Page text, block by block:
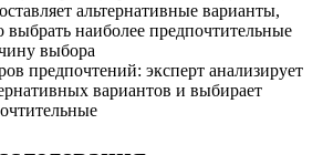
альтернативные варианты,
выбрать наиболее предпочтительные
выбора
предпочтений: эксперт анализирует
вариантов и выбирает